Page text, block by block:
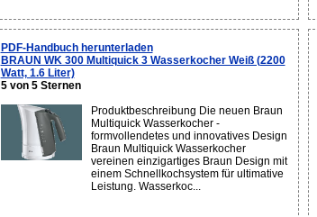
PDF-Handbuch herunterladen
BRAUN WK 300 Multiquick 3 Wasserkocher Weiß (2200
Watt, 1.6 Liter)
5 von 5 Sternen
Produktbeschreibung Die neuen Braun
Multiquick Wasserkocher -
formvollendetes und innovatives Design
Braun Multiquick Wasserkocher
vereinen einzigartiges Braun Design mit
einem Schnellkochsystem für ultimative
Leistung. Wasserkoc...